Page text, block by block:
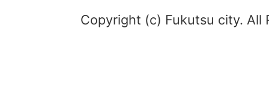
Copyright (c) Fukutsu city. All